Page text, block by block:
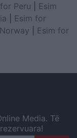
Peru
Esim
Esim for
Esim for
Media. Të